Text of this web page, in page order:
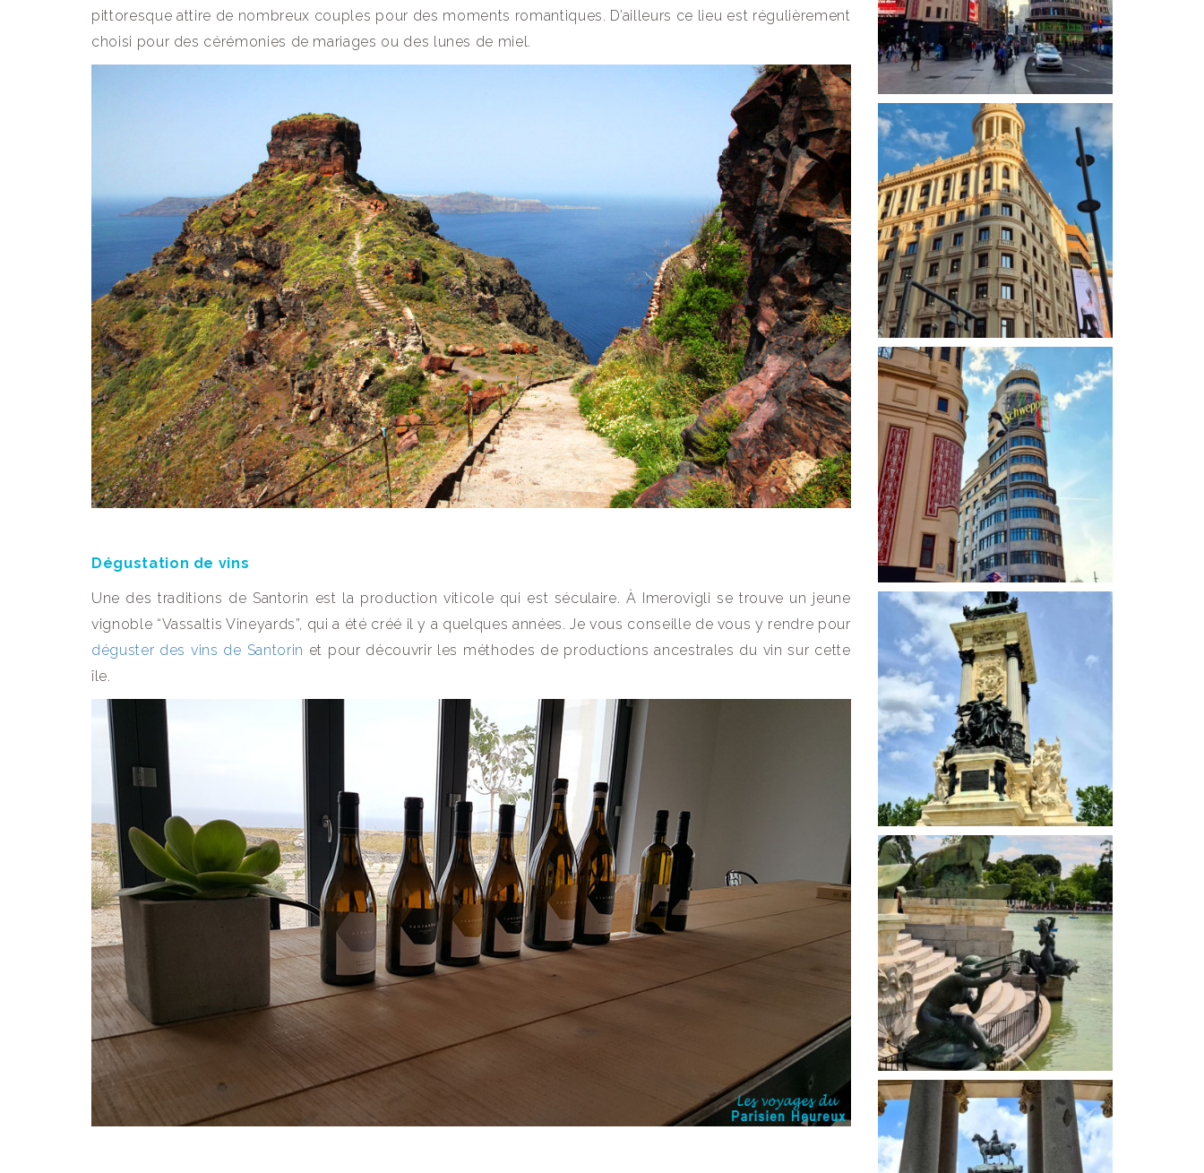
pittoresque attire de nombreux couples pour des moments romantiques. D’ailleurs ce lieu est régulièrement
choisi pour des cérémonies de mariages ou des lunes de miel.
Dégustation de vins
Une des traditions de Santorin est la production viticole qui est séculaire. À Imerovigli se trouve un jeune
vignoble “Vassaltis Vineyards”, qui a été créé il y a quelques années. Je vous conseille de vous y rendre pour
déguster des vins de Santorin et pour découvrir les méthodes de productions ancestrales du vin sur cette
île.